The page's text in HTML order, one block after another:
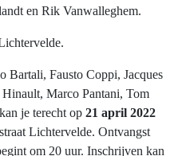
en Rik Vanwalleghem.
Bartali, Fausto Coppi, Jacques
Marco Pantani, Tom
je terecht op 21 april 2022
Lichtervelde. Ontvangst
om 20 uur. Inschrijven kan